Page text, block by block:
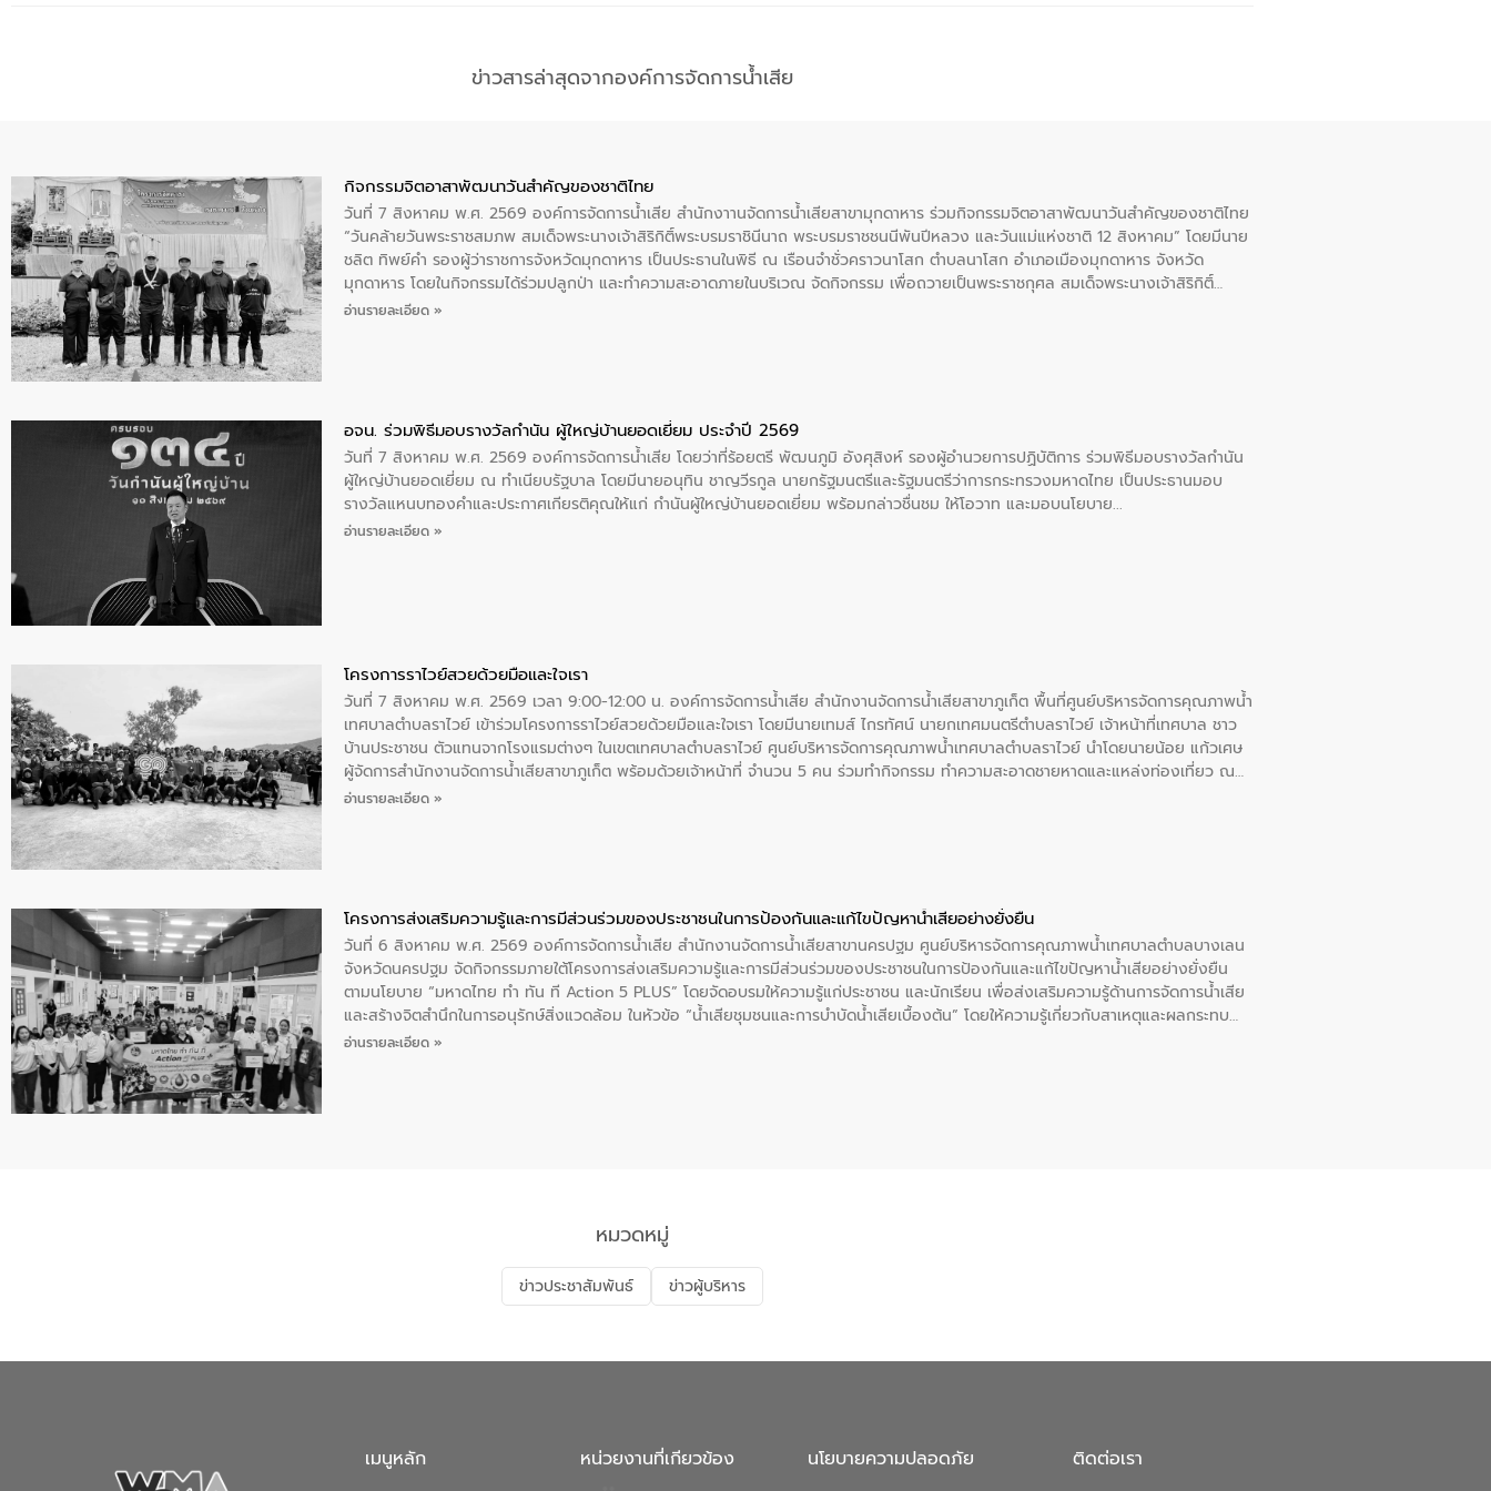
ข่าวสารล่าสุดจากองค์การจัดการน้ำเสีย
กิจกรรมจิตอาสาพัฒนาวันสําคัญของชาติไทย
วันที่ 7 สิงหาคม พ.ศ. 2569 องค์การจัดการน้ำเสีย สำนักงาานจัดการน้ำเสียสาขามุกดาหาร ร่วมกิจกรรมจิตอาสาพัฒนาวันสําคัญของชาติไทย
“วันคล้ายวันพระราชสมภพ สมเด็จพระนางเจ้าสิริกิติ์พระบรมราชินีนาถ พระบรมราชชนนีพันปีหลวง และวันแม่แห่งชาติ 12 สิงหาคม” โดยมีนาย
ชลิต ทิพย์คำ รองผู้ว่าราชการจังหวัดมุกดาหาร เป็นประธานในพิธี ณ เรือนจําชั่วคราวนาโสก ตําบลนาโสก อําเภอเมืองมุกดาหาร จังหวัด
มุกดาหาร โดยในกิจกรรมได้ร่วมปลูกป่า และทําความสะอาดภายในบริเวณ จัดกิจกรรม เพื่อถวายเป็นพระราชกุศล สมเด็จพระนางเจ้าสิริกิติ์
พระบรมราชินีนาถ พระบรมราชชนนีพันปีหลวง พร้อมถวายสัจปฏิญาณ ทำความดีด้วยหัวใจ
อ่านรายละเอียด »
อจน. ร่วมพิธีมอบรางวัลกำนัน ผู้ใหญ่บ้านยอดเยี่ยม ประจำปี 2569
วันที่ 7 สิงหาคม พ.ศ. 2569 องค์การจัดการน้ำเสีย โดยว่าที่ร้อยตรี พัฒนภูมิ อังศุสิงห์ รองผู้อำนวยการปฏิบัติการ ร่วมพิธีมอบรางวัลกำนัน
ผู้ใหญ่บ้านยอดเยี่ยม ณ ทำเนียบรัฐบาล โดยมีนายอนุทิน ชาญวีรกูล นายกรัฐมนตรีและรัฐมนตรีว่าการกระทรวงมหาดไทย เป็นประธานมอบ
รางวัลแหนบทองคำและประกาศเกียรติคุณให้แก่ กำนันผู้ใหญ่บ้านยอดเยี่ยม พร้อมกล่าวชื่นชม ให้โอวาท และมอบนโยบาย
อ่านรายละเอียด »
โครงการราไวย์สวยด้วยมือและใจเรา
วันที่ 7 สิงหาคม พ.ศ. 2569 เวลา 9:00-12:00 น. องค์การจัดการน้ำเสีย สำนักงานจัดการน้ำเสียสาขาภูเก็ต พื้นที่ศูนย์บริหารจัดการคุณภาพน้ำ
เทศบาลตำบลราไวย์ เข้าร่วมโครงการราไวย์สวยด้วยมือและใจเรา โดยมีนายเทมส์ ไกรทัศน์ นายกเทศมนตรีตำบลราไวย์ เจ้าหน้าที่เทศบาล ชาว
บ้านประชาชน ตัวแทนจากโรงแรมต่างๆ ในเขตเทศบาลตำบลราไวย์ ศูนย์บริหารจัดการคุณภาพน้ำเทศบาลตำบลราไวย์ นำโดยนายน้อย แก้วเศษ
ผู้จัดการสำนักงานจัดการน้ำเสียสาขาภูเก็ต พร้อมด้วยเจ้าหน้าที่ จำนวน 5 คน ร่วมทำกิจกรรม ทำความสะอาดชายหาดและแหล่งท่องเที่ยว ณ
บริเวณแหลมพรหมเทพ หมู่ที่ 6 ตำบลราไวย์ อำเภอเมือง จังหวัดภูเก็ต
อ่านรายละเอียด »
โครงการส่งเสริมความรู้และการมีส่วนร่วมของประชาชนในการป้องกันและแก้ไขปัญหาน้ำเสียอย่างยั่งยืน
วันที่ 6 สิงหาคม พ.ศ. 2569 องค์การจัดการน้ำเสีย สำนักงานจัดการน้ำเสียสาขานครปฐม ศูนย์บริหารจัดการคุณภาพน้ำเทศบาลตำบลบางเลน
จังหวัดนครปฐม จัดกิจกรรมภายใต้โครงการส่งเสริมความรู้และการมีส่วนร่วมของประชาชนในการป้องกันและแก้ไขปัญหาน้ำเสียอย่างยั่งยืน
ตามนโยบาย “มหาดไทย ทำ ทัน ที Action 5 PLUS” โดยจัดอบรมให้ความรู้แก่ประชาชน และนักเรียน เพื่อส่งเสริมความรู้ด้านการจัดการน้ำเสีย
และสร้างจิตสำนึกในการอนุรักษ์สิ่งแวดล้อม ในหัวข้อ “น้ำเสียชุมชนและการบำบัดน้ำเสียเบื้องต้น” โดยให้ความรู้เกี่ยวกับสาเหตุและผลกระทบ
ของน้ำเสีย แนวทางการลดการเกิดน้ำเสียจากแหล่งกำเนิด การบำบัดน้ำเสียเบื้องต้นในครัวเรือน ณ เทศบาลตำบลบางเลน จังหวัดนครปฐม
อ่านรายละเอียด »
หมวดหมู่
ข่าวประชาสัมพันธ์ ข่าวผู้บริหาร
เมนูหลัก หน่วยงานที่เกียวข้อง นโยบายความปลอดภัย ติดต่อเรา